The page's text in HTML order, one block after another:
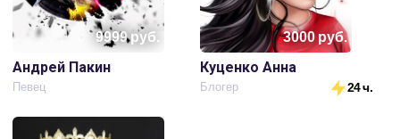
9999руб.
Андрей Пакин
Певец
3000руб.
Куценко Анна
Блогер 24 ч.